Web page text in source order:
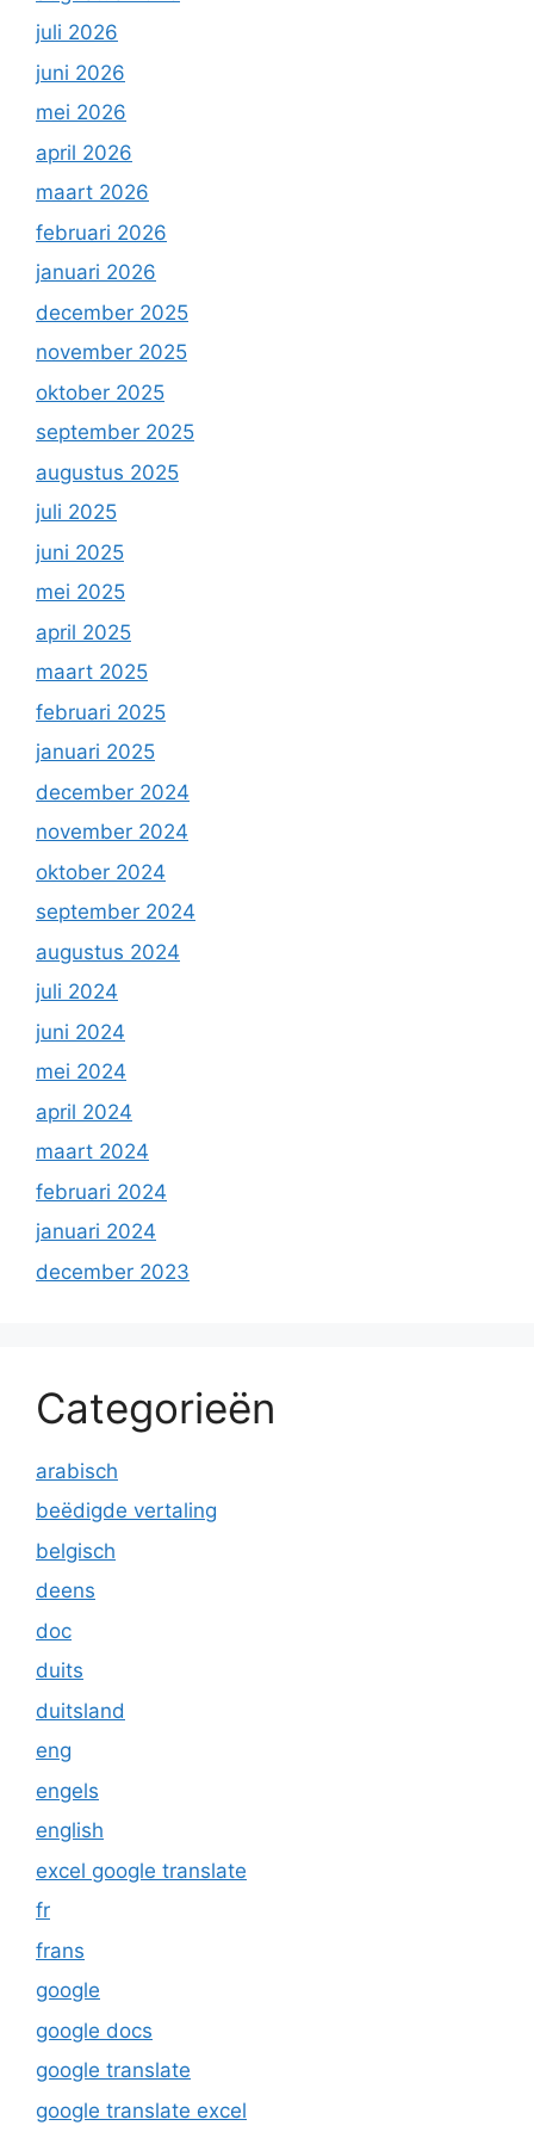
juli 2026
juni 2026
mei 2026
april 2026
maart 2026
februari 2026
januari 2026
december 2025
november 2025
oktober 2025
september 2025
augustus 2025
juli 2025
juni 2025
mei 2025
april 2025
maart 2025
februari 2025
januari 2025
december 2024
november 2024
oktober 2024
september 2024
augustus 2024
juli 2024
juni 2024
mei 2024
april 2024
maart 2024
februari 2024
januari 2024
december 2023
Categorieën
arabisch
beëdigde vertaling
belgisch
deens
doc
duits
duitsland
eng
engels
english
excel google translate
fr
frans
google
google docs
google translate
google translate excel